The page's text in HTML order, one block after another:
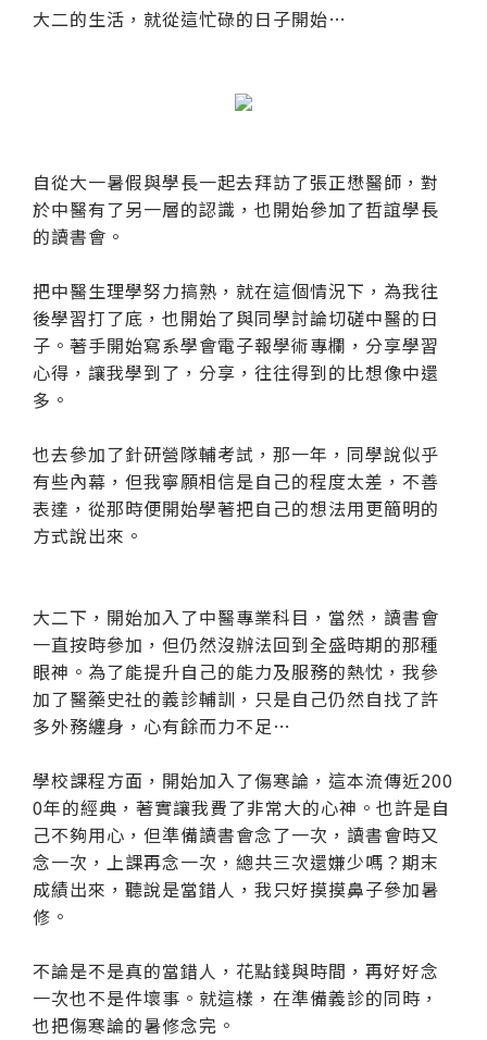
大二的生活，就從這忙碌的日子開始…
自從大一暑假與學長一起去拜訪了張正懋醫師，對
於中醫有了另一層的認識，也開始參加了哲誼學長
的讀書會。
把中醫生理學努力搞熟，就在這個情況下，為我往
後學習打了底，也開始了與同學討論切磋中醫的日
子。著手開始寫系學會電子報學術專欄，分享學習
心得，讓我學到了，分享，往往得到的比想像中還
多。
也去參加了針研營隊輔考試，那一年，同學說似乎
有些內幕，但我寧願相信是自己的程度太差，不善
表達，從那時便開始學著把自己的想法用更簡明的
方式說出來。
大二下，開始加入了中醫專業科目，當然，讀書會
一直按時參加，但仍然沒辦法回到全盛時期的那種
眼神。為了能提升自己的能力及服務的熱忱，我參
加了醫藥史社的義診輔訓，只是自己仍然自找了許
多外務纏身，心有餘而力不足…
學校課程方面，開始加入了傷寒論，這本流傳近200
0年的經典，著實讓我費了非常大的心神。也許是自
己不夠用心，但準備讀書會念了一次，讀書會時又
念一次，上課再念一次，總共三次還嫌少嗎？期末
成績出來，聽說是當錯人，我只好摸摸鼻子參加暑
修。
不論是不是真的當錯人，花點錢與時間，再好好念
一次也不是件壞事。就這樣，在準備義診的同時，
也把傷寒論的暑修念完。